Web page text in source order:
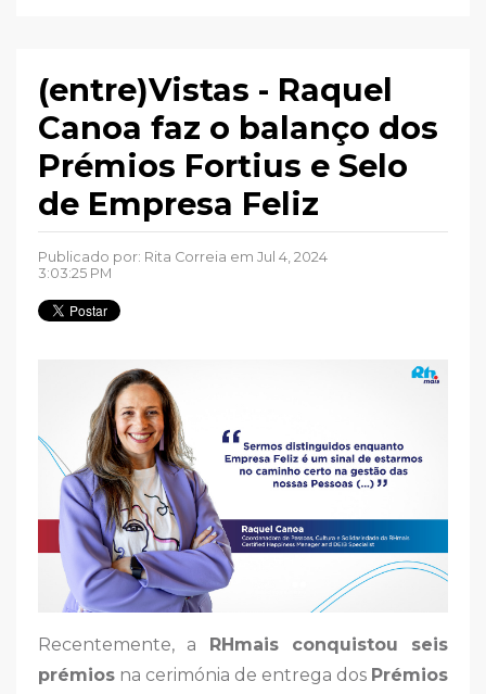
(entre)Vistas - Raquel
Canoa faz o balanço dos
Prémios Fortius e Selo
de Empresa Feliz
Publicado por: Rita Correia em Jul 4, 2024
3:03:25 PM
Recentemente, a
RHmais conquistou seis
prémios na cerimónia de entrega dos Prémios